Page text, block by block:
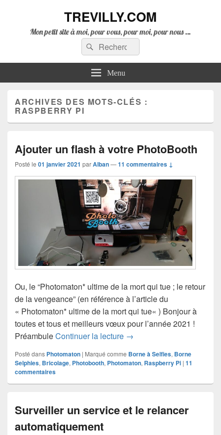
TREVILLY.COM
Mon petit site à moi, pour vous, pour moi, pour nous …
Recherche :
Rechercher
Menu
ARCHIVES DES MOTS-CLÉS :
RASPBERRY PI
Ajouter un flash à votre PhotoBooth
Posté le 01 janvier 2021 parAlban—11 commentaires ↓
Ou, le “Photomaton* ultime de la mort qui tue ; le retour
de la vengeance” (en référence à l’article du
« Photomaton* ultime de la mort qui tue« ) Bonjour à
toutes et tous et meilleurs vœux pour l’année 2021 !
PréambuleContinuer la lecture Ajouter un flash à votre
→
Posté dans Photomaton | Marqué comme Borne à Selfies, Borne
Selphies, Bricolage, Photobooth, Photomaton, Raspberry Pi | 11
commentaires
Surveiller un service et le relancer
automatiquement